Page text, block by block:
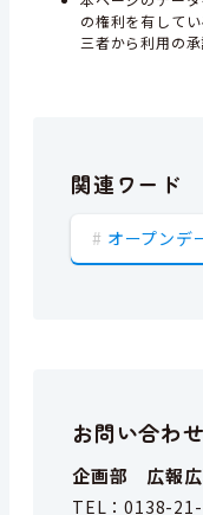
の権利を有して
三者から利用の承
関連ワード
オープンデ
お問い合わせ
企画部 広報広
TEL：0138-